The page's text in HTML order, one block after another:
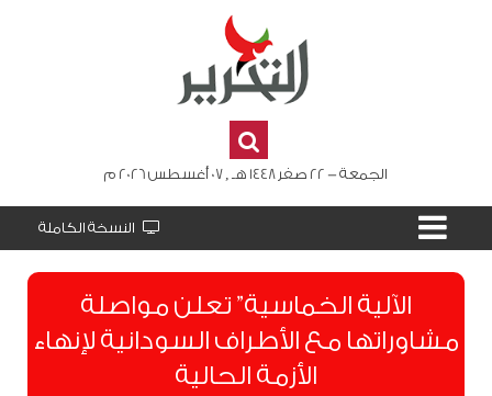
الجمعة - 22 صفر 1448 هـ , 07 أغسطس 2026 م
النسخة الكاملة
الآلية الخماسية” تعلن مواصلة
مشاوراتها مع الأطراف السودانية لإنهاء
الأزمة الحالية